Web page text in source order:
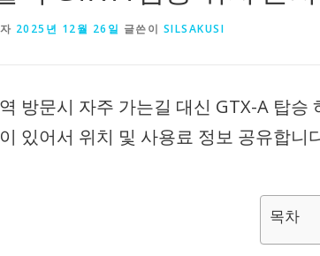
2025년 12월 26일 글쓴이 SILSAKUSI
방문시 자주 가는길 대신 GTX-A 탑
있어서 위치 및 사용료 정보 공유합니
목차